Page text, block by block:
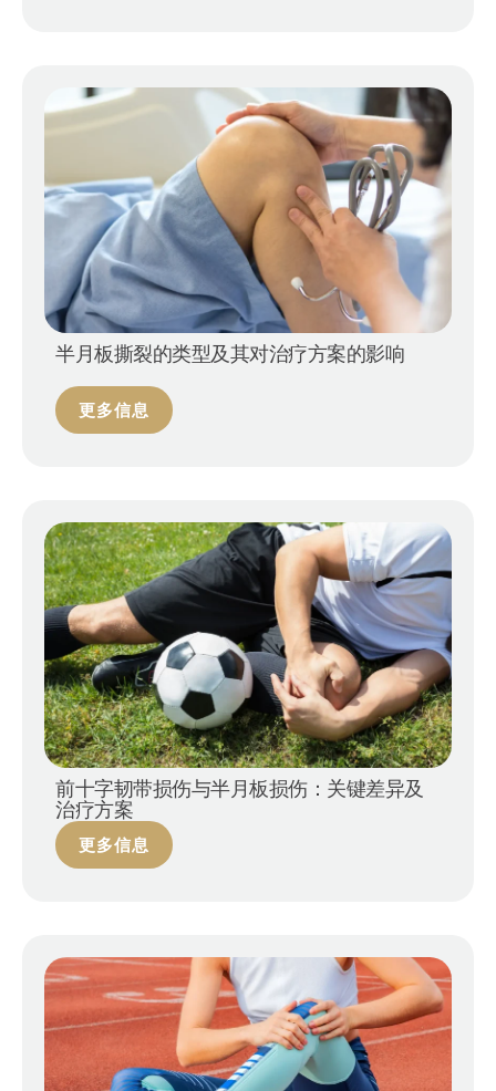
半月板撕裂的类型及其对治疗方案的影响
更多信息
前十字韧带损伤与半月板损伤：关键差异及
治疗方案
更多信息